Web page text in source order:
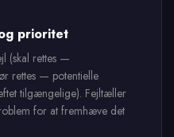
prioritet
(skal rettes —
rettes — potentielle
tilgængelige). Fejltæller
for at fremhæve det